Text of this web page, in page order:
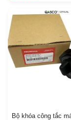
Bộ khóa công tắc